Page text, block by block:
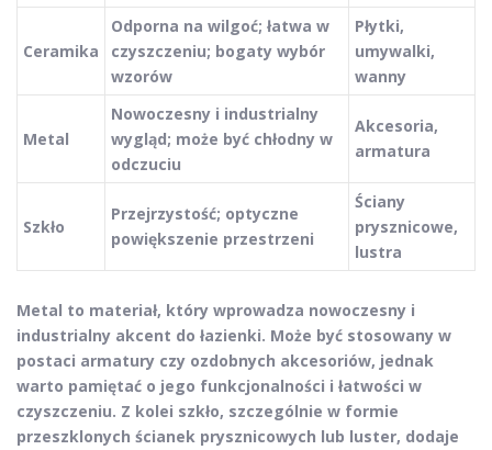
Ceramika
Odporna na wilgoć; łatwa w
czyszczeniu; bogaty wybór
wzorów
Płytki,
umywalki,
wanny
Metal
Nowoczesny i industrialny
wygląd; może być chłodny w
odczuciu
Akcesoria,
armatura
Szkło
Przejrzystość; optyczne
powiększenie przestrzeni
Ściany
prysznicowe,
lustra
Metal to materiał, który wprowadza nowoczesny i
industrialny akcent do łazienki. Może być stosowany w
postaci armatury czy ozdobnych akcesoriów, jednak
warto pamiętać o jego funkcjonalności i łatwości w
czyszczeniu. Z kolei szkło, szczególnie w formie
przeszklonych ścianek prysznicowych lub luster, dodaje